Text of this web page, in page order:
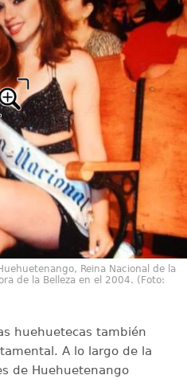
Reina Nacional de la
de la Belleza en el 2004. (Foto:
huehuetecas también
A lo largo de la
de Huehuetenango